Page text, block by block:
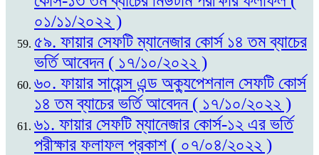
০১/১১/২০২২ )
৫৯. ফায়ার সেফটি ম্যানেজার কোর্স ১৪ তম ব্যাচের
ভর্তি আবেদন ( ১৭/১০/২০২২ )
৬০. ফায়ার সায়েন্স এন্ড অক্যুপেশনাল সেফটি কোর্স
১৪ তম ব্যাচের ভর্তি আবেদন ( ১৭/১০/২০২২ )
৬১. ফায়ার সেফটি ম্যানেজার কোর্স-১২ এর ভর্তি
পরীক্ষার ফলাফল প্রকাশ ( ০৭/০৪/২০২২ )